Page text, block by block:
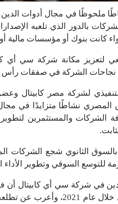
ملحوظًا في مجال أدوات الدين
بالدور الذي تلعبه
كانت بنوك أو مؤسسات مالية أو
لتعزيز مكانة شركة سي أي
نجاحات الشركة في صفقات رأس
لشركة مصر كابيتال
نشاطًا متزايدًا في مجال
الشركات والمستثمرين
الثانوي شجع الشركات
للتوسع السوقي وتطوير
الإصدارات غير السيادية